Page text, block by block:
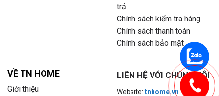
trả
Chính sách kiểm tra hàng
Chính sách thanh toán
Chính sách bảo mật
VỀ TN HOME
Giới thiệu
LIÊN HỆ VỚI CHÚNG TÔI
Website: tnhome.vn